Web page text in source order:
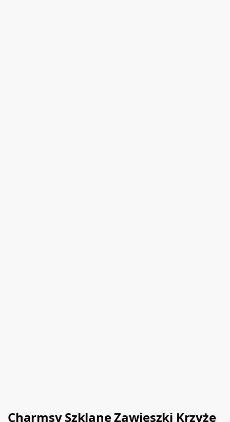
Charmsy Szklane Zawieszki Krzyże